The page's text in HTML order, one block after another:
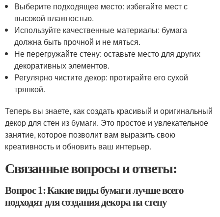
Выберите подходящее место: избегайте мест с
высокой влажностью.
Используйте качественные материалы: бумага
должна быть прочной и не мяться.
Не перегружайте стену: оставьте место для других
декоративных элементов.
Регулярно чистите декор: протирайте его сухой
тряпкой.
Теперь вы знаете, как создать красивый и оригинальный
декор для стен из бумаги. Это простое и увлекательное
занятие, которое позволит вам выразить свою
креативность и обновить ваш интерьер.
Связанные вопросы и ответы:
Вопрос 1: Какие виды бумаги лучше всего
подходят для создания декора на стену